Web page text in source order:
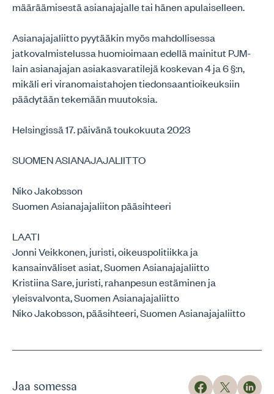
määräämisestä asianajajalle tai hänen apulaiselleen.
Asianajajaliitto pyytääkin myös mahdollisessa
jatkovalmistelussa huomioimaan edellä mainitut PJM-
lain asianajajan asiakasvaratilejä koskevan 4 ja 6 §:n,
mikäli eri viranomaistahojen tiedonsaantioikeuksiin
päädytään tekemään muutoksia.
Helsingissä 17. päivänä toukokuuta 2023
SUOMEN ASIANAJAJALIITTO
Niko Jakobsson
Suomen Asianajajaliiton pääsihteeri
LAATI
Jonni Veikkonen, juristi, oikeuspolitiikka ja
kansainväliset asiat, Suomen Asianajajaliitto
Kristiina Sare, juristi, rahanpesun estäminen ja
yleisvalvonta, Suomen Asianajajaliitto
Niko Jakobsson, pääsihteeri, Suomen Asianajajaliitto
Jaa somessa